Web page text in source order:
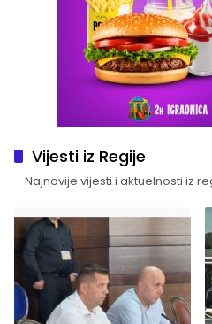
Vijesti iz Regije
– Najnovije vijesti i aktuelnosti iz